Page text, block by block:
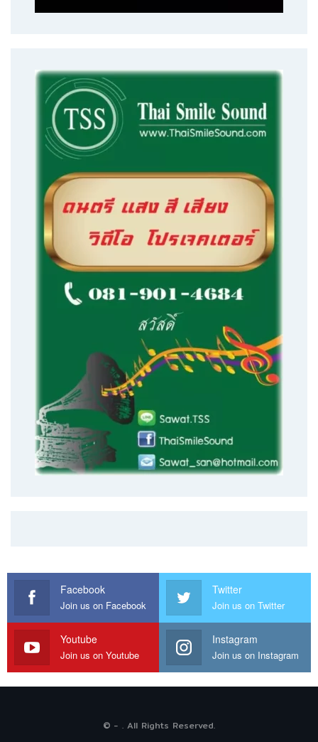
Facebook
Join us on Facebook
Twitter
Join us on Twitter
Youtube
Join us on Youtube
Instagram
Join us on Instagram
© - . All Rights Reserved.